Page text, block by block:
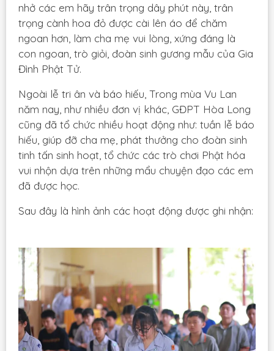
nhở các em hãy trân trọng dây phút này, trân
trọng cành hoa đỏ được cài lên áo để chăm
ngoan hơn, làm cha mẹ vui lòng, xứng đáng là
con ngoan, trò giỏi, đoàn sinh gương mẫu của Gia
Đình Phật Tử.
Ngoài lễ tri ân và báo hiếu, Trong mùa Vu Lan
năm nay, như nhiều đơn vị khác, GĐPT Hòa Long
cũng đã tổ chức nhiều hoạt động như: tuần lễ báo
hiếu, giúp đỡ cha mẹ, phát thưởng cho đoàn sinh
tinh tấn sinh hoạt, tổ chức các trò chơi Phật hóa
vui nhộn dựa trên những mẩu chuyện đạo các em
đã được học.
Sau đây là hình ảnh các hoạt động được ghi nhận: